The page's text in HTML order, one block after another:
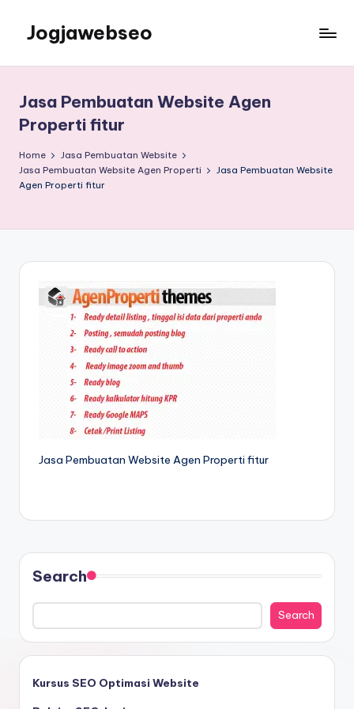
Jogjawebseo
Jasa Pembuatan Website Agen
Properti fitur
Home
Jasa Pembuatan Website
Jasa Pembuatan Website Agen Properti
Jasa Pembuatan Website
Agen Properti fitur
Jasa Pembuatan Website Agen Properti fitur
Search
Search
Kursus SEO Optimasi Website